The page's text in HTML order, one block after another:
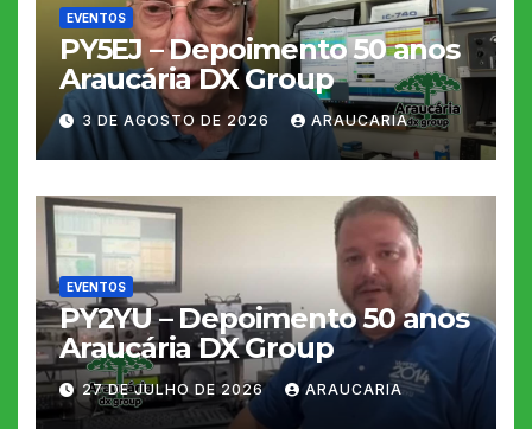
EVENTOS
PY5EJ – Depoimento 50 anos
Araucária DX Group
3 DE AGOSTO DE 2026 ARAUCARIA
EVENTOS
PY2YU – Depoimento 50 anos
Araucária DX Group
27 DE JULHO DE 2026 ARAUCARIA